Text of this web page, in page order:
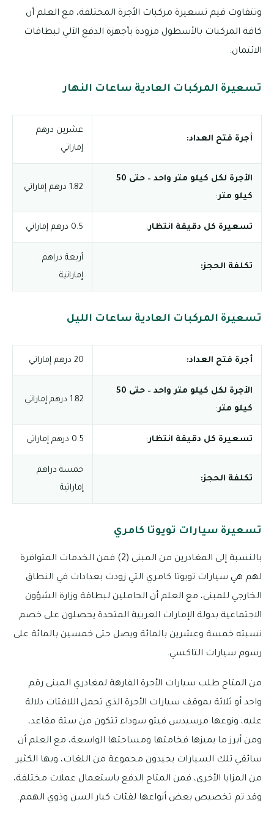
وتتفاوت قيم تسعيرة مركبات الأجرة المختلفة، مع العلم أن
كافة المركبات بالأسطول مزودة بأجهزة الدفع الآلي لبطاقات
الائتمان.
تسعيرة المركبات العادية ساعات النهار
أجرة فتح العداد:
عشرين درهم
إماراتي
الأجرة لكل كيلو متر واحد – حتى 50
كيلو متر :
1.82 درهم إماراتي
تسعيرة كل دقيقة انتظار : 0.5 درهم إماراتي
تكلفة الحجز:
أربعة دراهم
إماراتية
تسعيرة المركبات العادية ساعات الليل
أجرة فتح العداد: 20 درهم إماراتي
الأجرة لكل كيلو متر واحد – حتى 50
كيلو متر :
1.82 درهم إماراتي
تسعيرة كل دقيقة انتظار : 0.5 درهم إماراتي
تكلفة الحجز:
خمسة دراهم
إماراتية
تسعيرة سيارات تويوتا كامري
بالنسبة إلى المغادرين من المبنى (2) فمن الخدمات المتوافرة
لهم هي سيارات تويوتا كامري التي زودت بعدادات في النطاق
الخارجي للمبنى، مع العلم أن الحاملين لبطاقة وزارة الشؤون
الاجتماعية بدولة الإمارات العربية المتحدة يحصلون على خصم
نسبته خمسة وعشرين بالمائة ويصل حتى خمسين بالمائة على
رسوم سيارات التاكسي.
من المتاح طلب سيارات الأجرة الفارهة لمغادري المبنى رقم
واحد أو ثلاثة بموقف سيارات الأجرة الذي تحمل اللافتات دلالة
عليه، ونوعها مرسيدس فيتو سوداء تتكون من ستة مقاعد،
ومن أبرز ما يميزها فخامتها ومساحتها الواسعة، مع العلم أن
سائقي تلك السيارات يجيدون مجموعة من اللغات، وبها الكثير
من المزايا الأخرى، فمن المتاح الدفع باستعمال عملات مختلفة،
وقد تم تخصيص بعض أنواعها لفئات كبار السن وذوي الهمم.